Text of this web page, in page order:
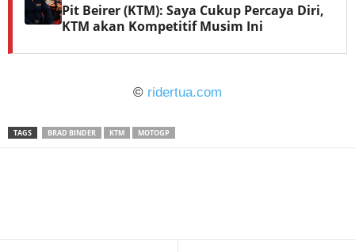
Pit Beirer (KTM): Saya Cukup Percaya Diri,
KTM akan Kompetitif Musim Ini
© ridertua.com
TAGS BRAD BINDER KTM MOTOGP